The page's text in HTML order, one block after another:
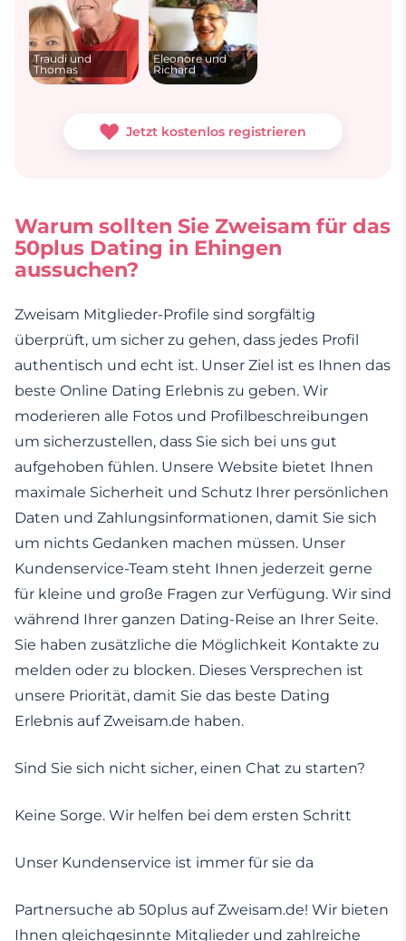
Traudi und
Thomas
Eleonore und
Richard
Jetzt kostenlos registrieren
Warum sollten Sie Zweisam für das
50plus Dating in Ehingen
aussuchen?
Zweisam Mitglieder-Profile sind sorgfältig
überprüft, um sicher zu gehen, dass jedes Profil
authentisch und echt ist. Unser Ziel ist es Ihnen das
beste Online Dating Erlebnis zu geben. Wir
moderieren alle Fotos und Profilbeschreibungen
um sicherzustellen, dass Sie sich bei uns gut
aufgehoben fühlen. Unsere Website bietet Ihnen
maximale Sicherheit und Schutz Ihrer persönlichen
Daten und Zahlungsinformationen, damit Sie sich
um nichts Gedanken machen müssen. Unser
Kundenservice-Team steht Ihnen jederzeit gerne
für kleine und große Fragen zur Verfügung. Wir sind
während Ihrer ganzen Dating-Reise an Ihrer Seite.
Sie haben zusätzliche die Möglichkeit Kontakte zu
melden oder zu blocken. Dieses Versprechen ist
unsere Priorität, damit Sie das beste Dating
Erlebnis auf Zweisam.de haben.
Sind Sie sich nicht sicher, einen Chat zu starten?
Keine Sorge. Wir helfen bei dem ersten Schritt
Unser Kundenservice ist immer für sie da
Partnersuche ab 50plus auf Zweisam.de! Wir bieten
Ihnen gleichgesinnte Mitglieder und zahlreiche